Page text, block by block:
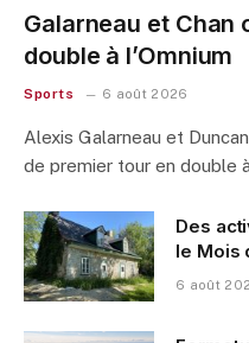
Galarneau et Chan
double à l’Omnium
Sports 6 août 2026
Alexis Galarneau et
de premier tour en double
Des
le Mois
6 août